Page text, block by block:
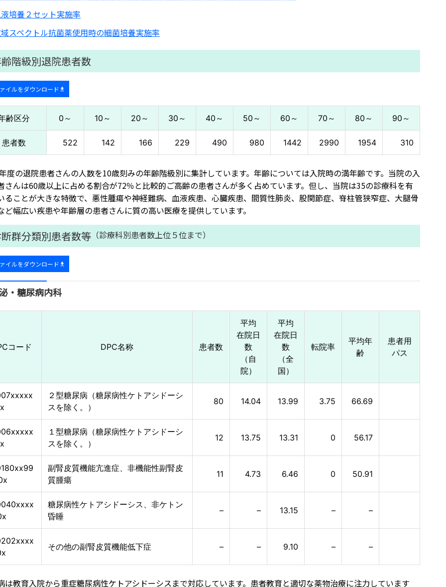
培養２セット実施率
スペクトル抗菌薬使用時の細菌培養実施率
階級別退院患者数
イルをダウンロード
齢区分 0～ 10～ 20～ 30～ 40～ 50～ 60～ 70～ 80～ 90～
患者数 522 142 166 229 490 980 1442 2990 1954 310
度の退院患者さんの人数を10歳刻みの年齢階級別に集計しています。年齢については入院時の満年齢です。当院の入
さんは60歳以上に占める割合が72％と比較的ご高齢の患者さんが多く占めています。但し、当院は35の診療科を有
ることが大きな特徴で、悪性腫瘍や神経難病、血液疾患、心臓疾患、間質性肺炎、股関節症、脊柱管狭窄症、大腿骨
ど幅広い疾患や年齢層の患者さんに質の高い医療を提供しています。
群分類別患者数等 （診療科別患者数上位５位まで）
イルをダウンロード
・糖尿病内科
コード DPC名称 患者数
平均
在院日
数
（自
院）
平均
在院日
数
（全
国）
転院率
平均年
齢
患者用
パス
２型糖尿病（糖尿病性ケトアシドーシ
スを除く。）
80 14.04 13.99 3.75 66.69
１型糖尿病（糖尿病性ケトアシドーシ
スを除く。）
12 13.75 13.31 0 56.17
副腎皮質機能亢進症、非機能性副腎皮
質腫瘍
11 4.73 6.46 0 50.91
糖尿病性ケトアシドーシス、非ケトン
昏睡
– – 13.15 – –
その他の副腎皮質機能低下症 – – 9.10 – –
は教育入院から重症糖尿病性ケトアシドーシスまで対応しています。患者教育と適切な薬物治療に注力しています